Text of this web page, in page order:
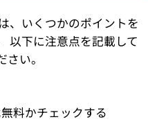
、いくつかのポイントを
以下に注意点を記載して
い。
料かチェックする